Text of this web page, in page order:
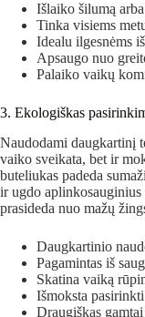
Išlaiko šilumą
Tinka visiems
Idealu ilgesnėms
Apsaugo nuo
Palaiko vaikų
3. Ekologiškas
Naudodami daugkartinį
vaiko sveikata, bet ir
buteliukas padeda
ir ugdo
prasideda nuo mažų
Daugkartinio
Pagamintas iš
Skatina vaiką
Išmoksta
Draugiškas